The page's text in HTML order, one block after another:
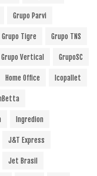
Grupo Parvi
Grupo Tigre Grupo TNS
Grupo Vertical GrupoSC
Home Office Icopallet
Ingredion
J&T Express
Jet Brasil